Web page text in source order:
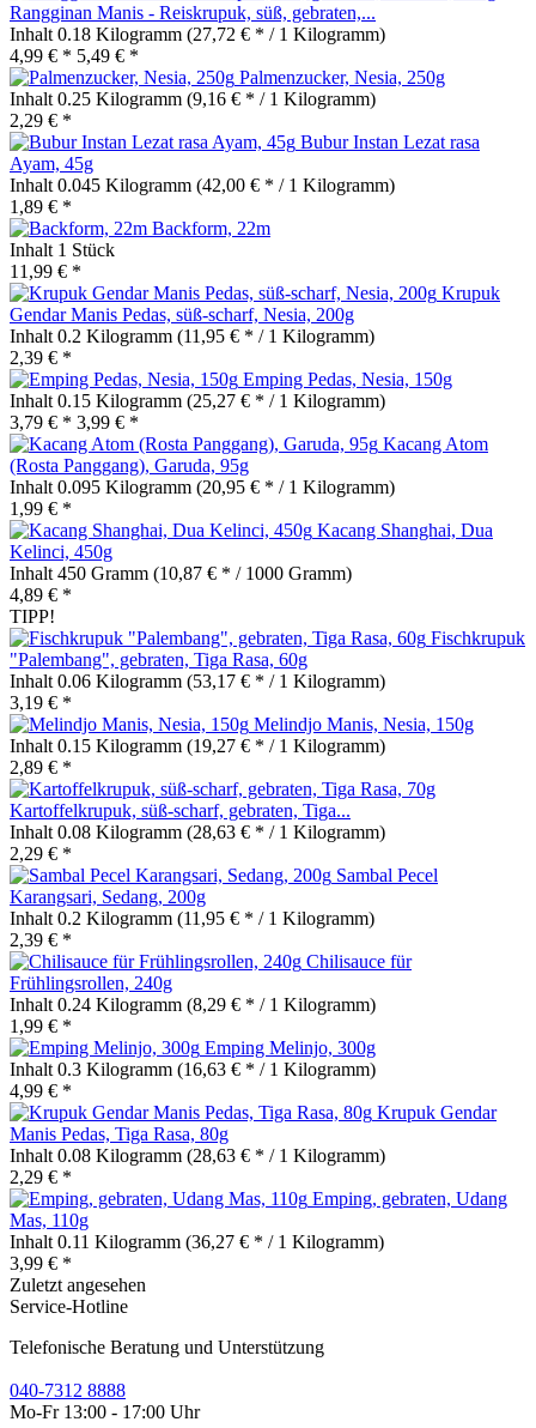
Rangginan Manis - Reiskrupuk, süß, gebraten,...
Inhalt 0.18 Kilogramm (27,72 € * / 1 Kilogramm)
4,99 € * 5,49 € *
Palmenzucker, Nesia, 250g
Inhalt 0.25 Kilogramm (9,16 € * / 1 Kilogramm)
2,29 € *
Bubur Instan Lezat rasa
Ayam, 45g
Inhalt 0.045 Kilogramm (42,00 € * / 1 Kilogramm)
1,89 € *
Backform, 22m
Inhalt 1 Stück
11,99 € *
Krupuk
Gendar Manis Pedas, süß-scharf, Nesia, 200g
Inhalt 0.2 Kilogramm (11,95 € * / 1 Kilogramm)
2,39 € *
Emping Pedas, Nesia, 150g
Inhalt 0.15 Kilogramm (25,27 € * / 1 Kilogramm)
3,79 € * 3,99 € *
Kacang Atom
(Rosta Panggang), Garuda, 95g
Inhalt 0.095 Kilogramm (20,95 € * / 1 Kilogramm)
1,99 € *
Kacang Shanghai, Dua
Kelinci, 450g
Inhalt 450 Gramm (10,87 € * / 1000 Gramm)
4,89 € *
TIPP!
Fischkrupuk
"Palembang", gebraten, Tiga Rasa, 60g
Inhalt 0.06 Kilogramm (53,17 € * / 1 Kilogramm)
3,19 € *
Melindjo Manis, Nesia, 150g
Inhalt 0.15 Kilogramm (19,27 € * / 1 Kilogramm)
2,89 € *
Kartoffelkrupuk, süß-scharf, gebraten, Tiga...
Inhalt 0.08 Kilogramm (28,63 € * / 1 Kilogramm)
2,29 € *
Sambal Pecel
Karangsari, Sedang, 200g
Inhalt 0.2 Kilogramm (11,95 € * / 1 Kilogramm)
2,39 € *
Chilisauce für
Frühlingsrollen, 240g
Inhalt 0.24 Kilogramm (8,29 € * / 1 Kilogramm)
1,99 € *
Emping Melinjo, 300g
Inhalt 0.3 Kilogramm (16,63 € * / 1 Kilogramm)
4,99 € *
Krupuk Gendar
Manis Pedas, Tiga Rasa, 80g
Inhalt 0.08 Kilogramm (28,63 € * / 1 Kilogramm)
2,29 € *
Emping, gebraten, Udang
Mas, 110g
Inhalt 0.11 Kilogramm (36,27 € * / 1 Kilogramm)
3,99 € *
Zuletzt angesehen
Service-Hotline
Telefonische Beratung und Unterstützung
040-7312 8888
Mo-Fr 13:00 - 17:00 Uhr